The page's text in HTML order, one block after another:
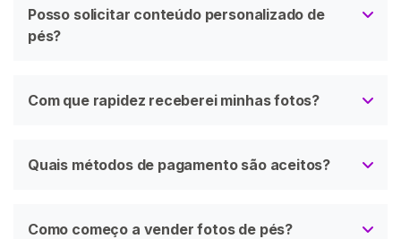
Posso solicitar conteúdo personalizado de
pés?
Com que rapidez receberei minhas fotos?
Quais métodos de pagamento são aceitos?
Como começo a vender fotos de pés?